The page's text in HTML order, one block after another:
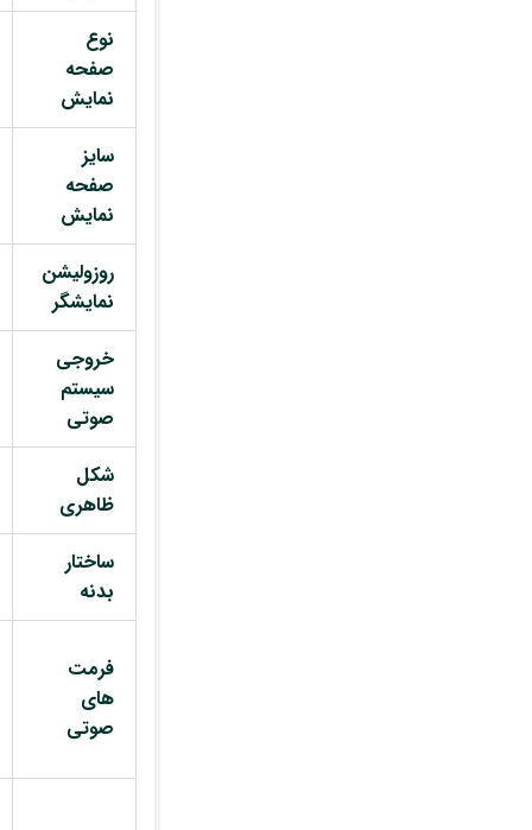
نوع
صفحه
نمایش
سایز
صفحه
نمایش
روزولیشن
نمایشگر
خروجی
سیستم
صوتی
شکل
ظاهری
ساختار
بدنه
فرمت
های
صوتی